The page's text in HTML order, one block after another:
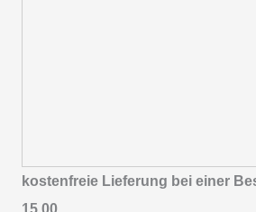
kostenfreie Lieferung bei einer
15,00